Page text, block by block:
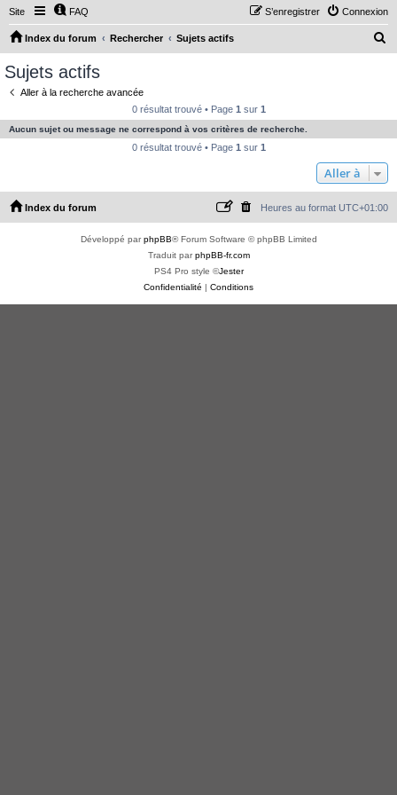
Site FAQ Connexion
S’enregistrer
Index du forum Rechercher Sujets actifs
e
c
e
Sujets actifs
Aller à la recherche avancée
0 résultat trouvé • Page 1 sur 1
Aucun sujet ou message ne correspond à vos critères de recherche.
0 résultat trouvé • Page 1 sur 1
Aller à
Index du forum Heures au format UTC+01:00
Développé parphpBB® Forum Software © phpBB Limited
Traduit parphpBB-fr.com
PS4 Pro style ©Jester
Confidentialité | Conditions